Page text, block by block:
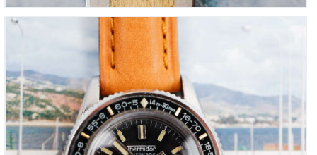
THERMIDOR Caribbean 1000m « Mini-Submariner
pour femme » (Vintage 1980)
950 00 €